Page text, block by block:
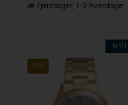
Fjernlager 1-3 hverdage
19%